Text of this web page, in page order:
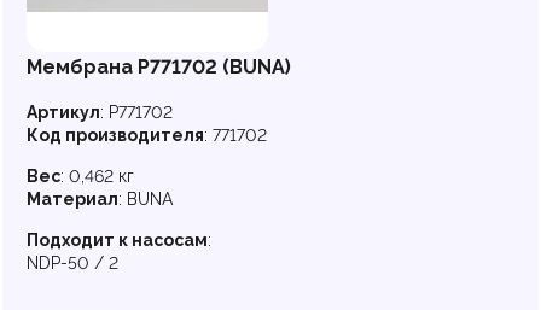
Мембрана P771702 (BUNA)
Артикул: P771702
Код производителя: 771702
Вес: 0,462 кг
Материал: BUNA
Подходит к насосам:
NDP-50 / 2